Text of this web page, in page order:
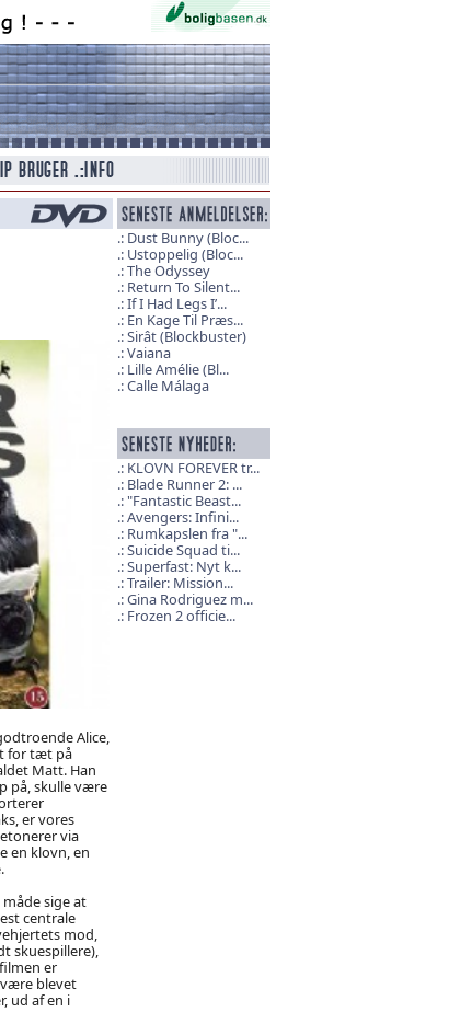
Alice,
for tæt på
Matt. Han
på, skulle være
er vores
via
en klovn, en
sige at
centrale
mod,
skuespillere),
er
blevet
ud af en i
Dust Bunny (Bloc...
Ustoppelig (Bloc...
The Odyssey
Return To Silent...
If I Had Legs I’...
En Kage Til Præs...
Sirât (Blockbuster)
Vaiana
Lille Amélie (Bl...
Calle Málaga
KLOVN FOREVER tr...
Blade Runner 2: ...
"Fantastic Beast...
Avengers: Infini...
Rumkapslen fra "...
Suicide Squad ti...
Superfast: Nyt k...
Trailer: Mission...
Gina Rodriguez m...
Frozen 2 officie...